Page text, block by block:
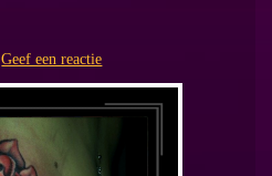
Geef een reactie